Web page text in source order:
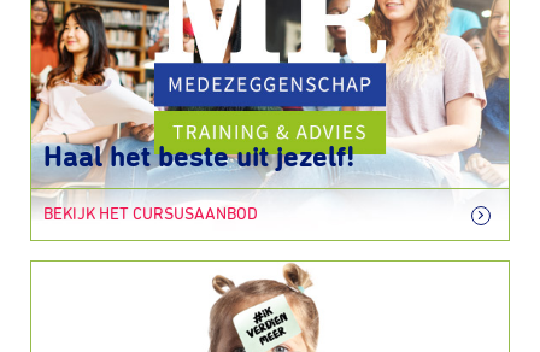
Haal het beste uit jezelf!
BEKIJK HET CURSUSAANBOD